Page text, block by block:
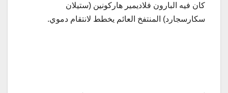
كان فيه البارون فلاديمير هاركونين (ستيلان
سكارسجارد) المنتفخ العائم يخطط لانتقام دموي.